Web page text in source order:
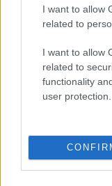
I want to allow
related to
I want to allow
related to
functionality
user protection.
Για την
ογκώδους
μεγάλες
εγχώριας